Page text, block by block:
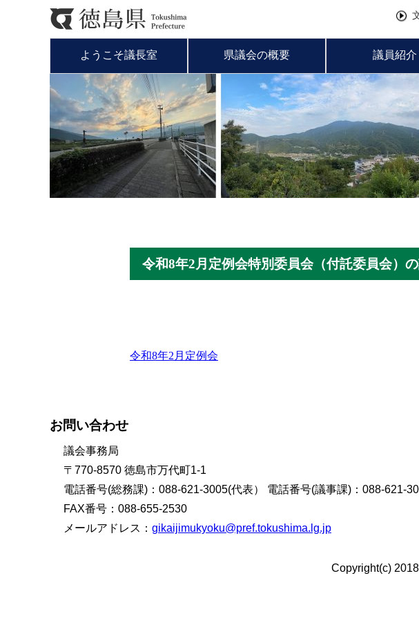
ようこそ議長室 県議会の概要 議員紹介
令和8年2月定例会特別委員会（付託委員会）
令和8年2月定例会
お問い合わせ
議会事務局
〒770-8570 徳島市万代町1-1
電話番号(総務課)：088-621-3005(代表） 電話番号(議事課)：088-621-
FAX番号：088-655-2530
メールアドレス： gikaijimukyoku@pref.tokushima.lg.jp
Copyright(c)